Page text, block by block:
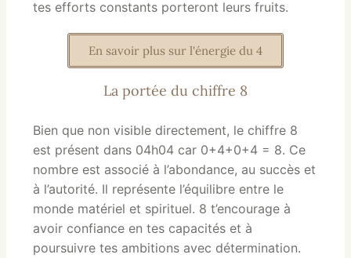
tes efforts constants porteront leurs fruits.
En savoir plus sur l'énergie du 4
La portée du chiffre 8
Bien que non visible directement, le chiffre 8
est présent dans 04h04 car 0+4+0+4 = 8. Ce
nombre est associé à l’abondance, au succès et
à l’autorité. Il représente l’équilibre entre le
monde matériel et spirituel. 8 t’encourage à
avoir confiance en tes capacités et à
poursuivre tes ambitions avec détermination.